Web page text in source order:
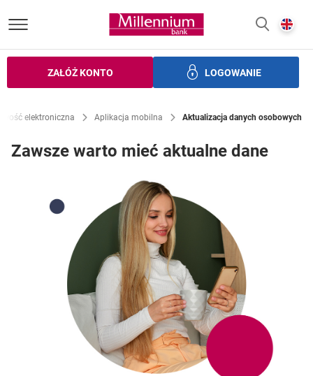
Bank Millennium homepage
ZAŁÓŻ KONTO LOGOWANIE
elektroniczna Aplikacja mobilna Aktualizacja danych osobowych
Zawsze warto mieć aktualne dane